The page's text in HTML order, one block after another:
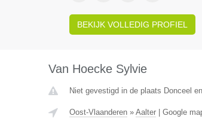
BEKIJK VOLLEDIG PROFIEL
Van Hoecke Sylvie
Niet gevestigd in de plaats Donceel
Oost-Vlaanderen» Aalter| Google